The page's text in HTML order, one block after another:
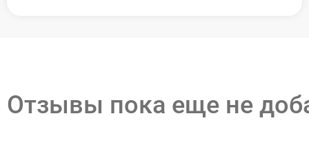
Отзывы пока еще не